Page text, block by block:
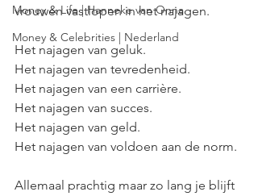
Money & Life | Hanneke van Onna
Money & Celebrities | Nederland
vrouwen vastlopen in het najagen.
Het najagen van geluk.
Het najagen van tevredenheid.
Het najagen van een carrière.
Het najagen van succes.
Het najagen van geld.
Het najagen van voldoen aan de norm.
Allemaal prachtig maar zo lang je blijft